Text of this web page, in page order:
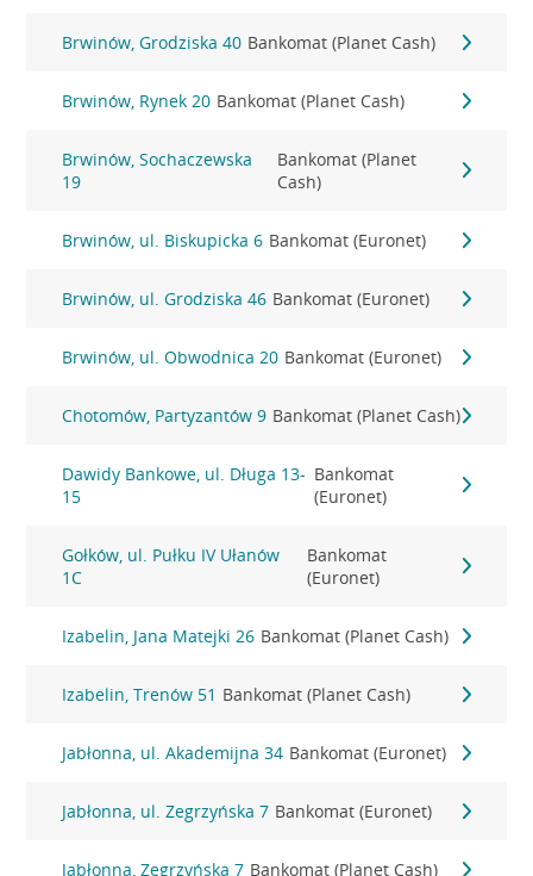
Brwinów, Grodziska 40 Bankomat (Planet Cash)
Brwinów, Rynek 20 Bankomat (Planet Cash)
Brwinów, Sochaczewska
19
Bankomat (Planet
Cash)
Brwinów, ul. Biskupicka 6 Bankomat (Euronet)
Brwinów, ul. Grodziska 46 Bankomat (Euronet)
Brwinów, ul. Obwodnica 20 Bankomat (Euronet)
Chotomów, Partyzantów 9 Bankomat (Planet Cash)
Dawidy Bankowe, ul. Długa 13-
15
Bankomat
(Euronet)
Gołków, ul. Pułku IV Ułanów
1C
Bankomat
(Euronet)
Izabelin, Jana Matejki 26 Bankomat (Planet Cash)
Izabelin, Trenów 51 Bankomat (Planet Cash)
Jabłonna, ul. Akademijna 34 Bankomat (Euronet)
Jabłonna, ul. Zegrzyńska 7 Bankomat (Euronet)
Jabłonna, Zegrzyńska 7 Bankomat (Planet Cash)